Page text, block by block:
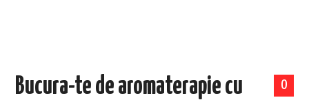
0
Bucura-te de aromaterapie cu